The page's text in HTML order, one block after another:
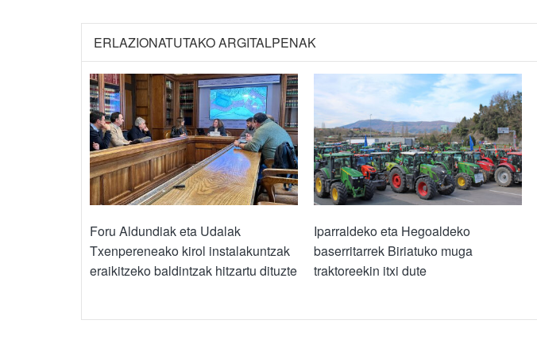
ERLAZIONATUTAKO ARGITALPENAK
Foru Aldundiak eta Udalak
Txenpereneako kirol instalakuntzak
eraikitzeko baldintzak hitzartu dituzte
Iparraldeko eta Hegoaldeko
baserritarrek Biriatuko muga
traktoreekin itxi dute